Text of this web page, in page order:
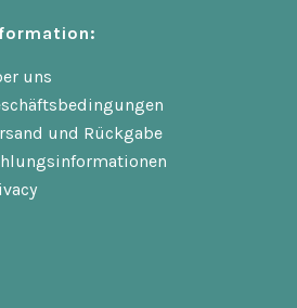
uns
und Rückgabe